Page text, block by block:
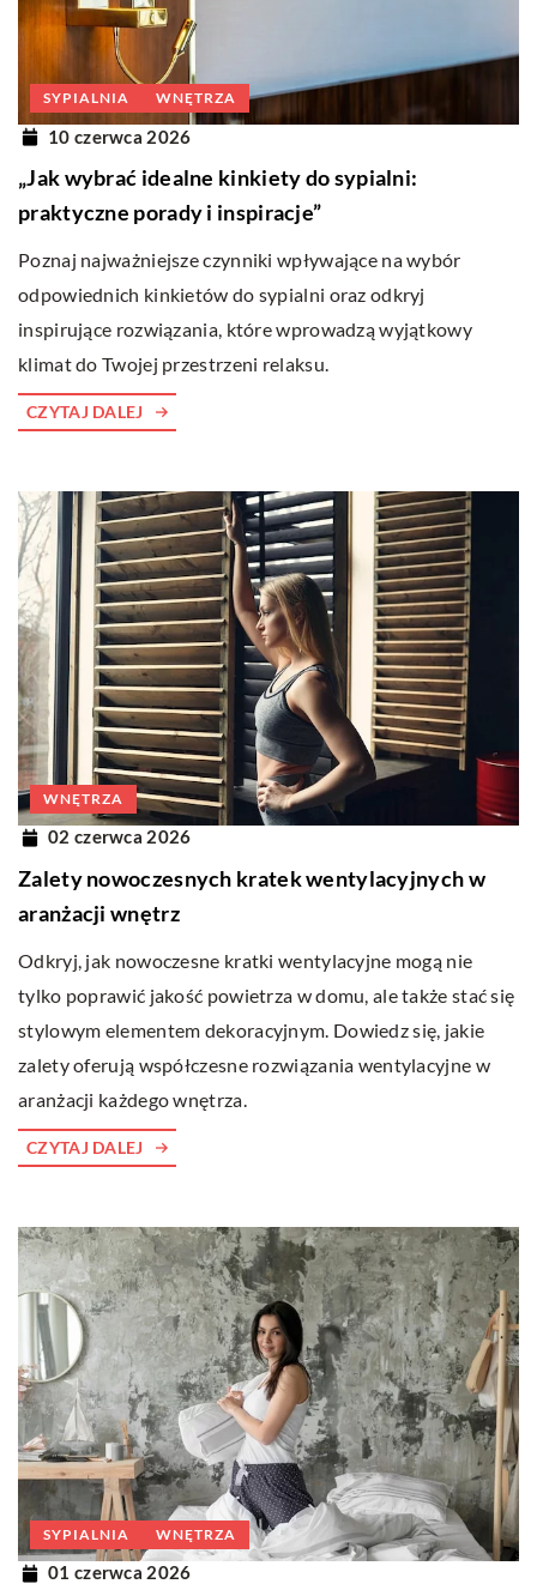
SYPIALNIA WNĘTRZA
10 czerwca 2026
„Jak wybrać idealne kinkiety do sypialni:
praktyczne porady i inspiracje”
Poznaj najważniejsze czynniki wpływające na wybór
odpowiednich kinkietów do sypialni oraz odkryj
inspirujące rozwiązania, które wprowadzą wyjątkowy
klimat do Twojej przestrzeni relaksu.
CZYTAJ DALEJ
WNĘTRZA
02 czerwca 2026
Zalety nowoczesnych kratek wentylacyjnych w
aranżacji wnętrz
Odkryj, jak nowoczesne kratki wentylacyjne mogą nie
tylko poprawić jakość powietrza w domu, ale także stać się
stylowym elementem dekoracyjnym. Dowiedz się, jakie
zalety oferują współczesne rozwiązania wentylacyjne w
aranżacji każdego wnętrza.
CZYTAJ DALEJ
SYPIALNIA WNĘTRZA
01 czerwca 2026